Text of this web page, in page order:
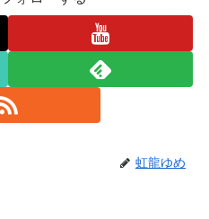
虹龍ゆめ